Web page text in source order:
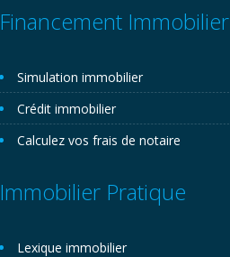
Financement Immobilier
Simulation immobilier
Crédit immobilier
Calculez vos frais de notaire
Immobilier Pratique
Lexique immobilier